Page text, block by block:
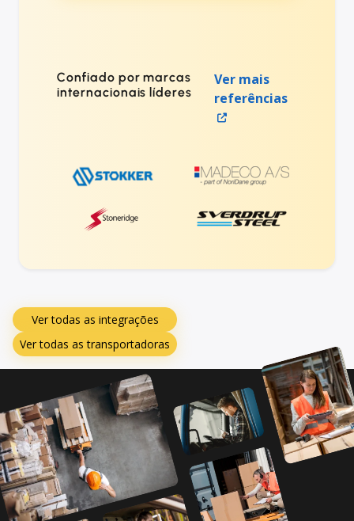
Confiado por marcas
internacionais líderes
Ver mais
referências
Ver todas as integrações
Ver todas as transportadoras